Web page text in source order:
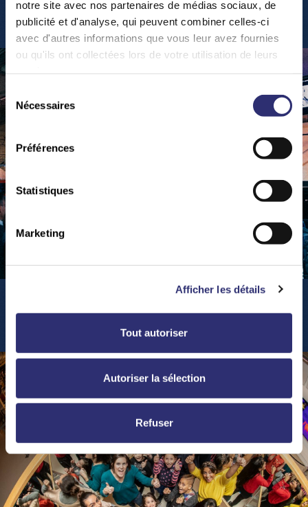
notre site avec nos partenaires de médias sociaux, de
publicité et d'analyse, qui peuvent combiner celles-ci
avec d'autres informations que vous leur avez fournies
ou qu'ils ont collectées lors de votre utilisation de leurs
Sélection
du
consentement
Nécessaires
Préférences
Statistiques
Marketing
Afficher les détails
Tout autoriser
Autoriser la sélection
Refuser